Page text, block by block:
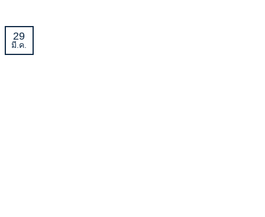
29
มี.ค.